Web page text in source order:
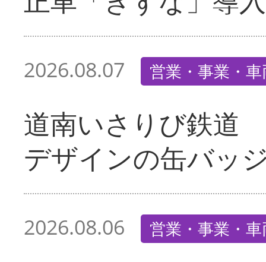
2026.08.07 営業・事業・
道南いさりび鉄道
デザインの缶バッ
2026.08.06 営業・事業・